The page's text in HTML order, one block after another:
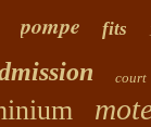
pompe fits
court